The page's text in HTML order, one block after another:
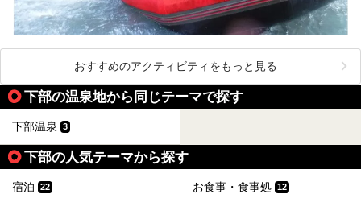
おすすめのアクティビティをもっと見る
下部の温泉地から同じテーマで探す
下部温泉 3
下部の人気テーマから探す
宿泊 22 お食事・食事処 12